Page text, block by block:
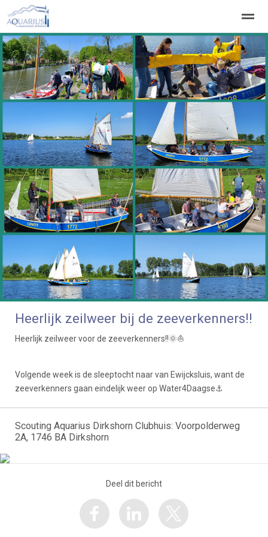
Welkom Welpen Zeeverkenners Wilde vaart
Home Zoeken Vacatures
Heerlijk zeilweer bij de zeeverkenners!!
Heerlijk zeilweer voor de zeeverkenners!!🌞⛵️
Volgende week is de sleeptocht naar van Ewijcksluis, want de
zeeverkenners gaan eindelijk weer op Water4Daagse⚓️
Scouting Aquarius Dirkshorn Clubhuis: Voorpolderweg
2A, 1746 BA Dirkshorn
Deel dit bericht